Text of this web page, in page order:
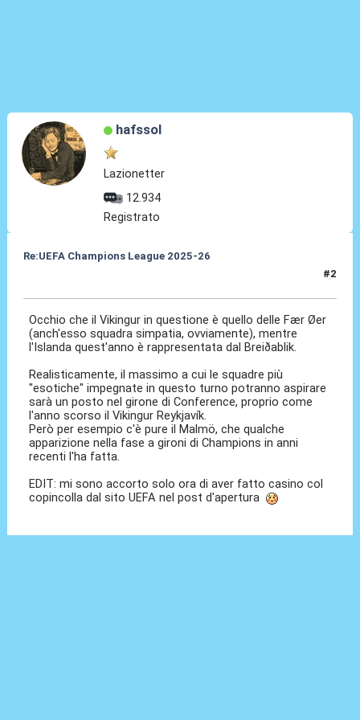
hafssol
Lazionetter
12.934
Registrato
Re:UEFA Champions League 2025-26
#2
Occhio che il Vikingur in questione è quello delle Fær Øer
(anch'esso squadra simpatia, ovviamente), mentre
l'Islanda quest'anno è rappresentata dal Breiðablik.
Realisticamente, il massimo a cui le squadre più
"esotiche" impegnate in questo turno potranno aspirare
sarà un posto nel girone di Conference, proprio come
l'anno scorso il Vikingur Reykjavík.
Però per esempio c'è pure il Malmö, che qualche
apparizione nella fase a gironi di Champions in anni
recenti l'ha fatta.
EDIT: mi sono accorto solo ora di aver fatto casino col
copincolla dal sito UEFA nel post d'apertura